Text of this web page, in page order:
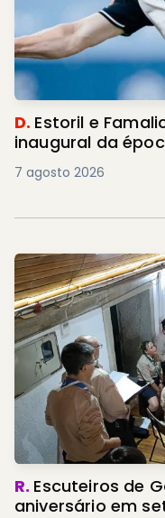
D. Estoril e
inaugural da
7 agosto 2026
R. Escuteiros de
aniversário em